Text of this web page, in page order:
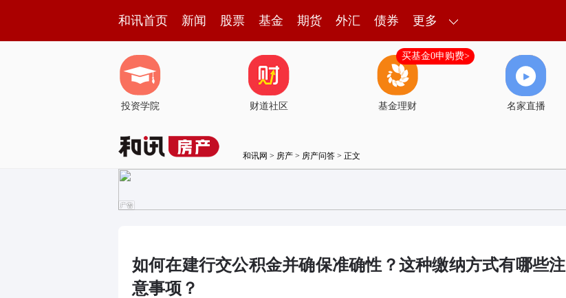
和讯首页 新闻 股票 基金 期货 外汇 债券 更多
投资学院 财道社区 基金理财
买基金0申购费>
名家直播
和讯网 > 房产 > 房产问答 > 正文
如何在建行交公积金并确保准确性？这种缴纳方式有哪些注
意事项？